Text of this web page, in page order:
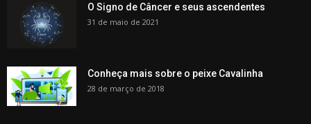
O Signo de Câncer e seus ascendentes
31 de maio de 2021
Conheça mais sobre o peixe Cavalinha
28 de março de 2018